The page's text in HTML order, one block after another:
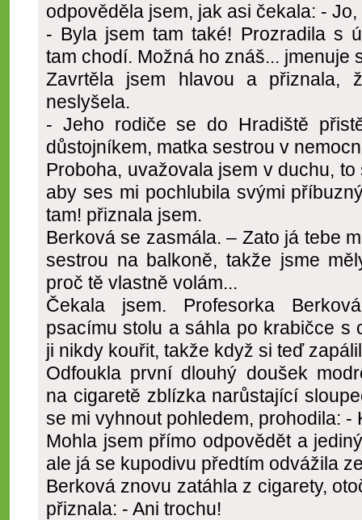
odpověděla jsem, jak asi čekala: - Jo,
- Byla jsem tam také! Prozradila s
tam chodí. Možná ho znáš... jmenuje
Zavrtěla jsem hlavou a přiznala,
neslyšela.
- Jeho rodiče se do Hradiště
důstojníkem, matka sestrou v
Proboha, uvažovala jsem v duchu,
aby ses mi pochlubila svými
tam! přiznala jsem.
Berková se zasmála. – Zato já tebe
sestrou na balkoně, takže jsme
proč tě vlastně volám...
Čekala jsem. Profesorka
psacímu stolu a sáhla po krabičce s
ji nikdy kouřit, takže když si teď
Odfoukla první dlouhý doušek
na cigaretě zblízka narůstající
se mi vyhnout pohledem, prohodila: -
Mohla jsem přímo odpovědět a
ale já se kupodivu předtím odvážila
Berková znovu zatáhla z cigarety,
přiznala: - Ani trochu!